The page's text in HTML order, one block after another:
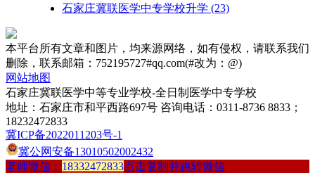
石家庄冀联医学中专学校升学 (23)
本平台所有文章和图片，均来源网络，如有侵权，请联系我们
删除，联系邮箱：752195727#qq.com(#改为：@)
网站地图
石家庄冀联医学中等专业学校-全日制医学中专学校
地址：石家庄市和平西路697号 咨询电话：0311-8736 8833；
18232472833
冀ICP备2022011203号-1
冀公网安备13010502002432
老师微信： 18332472833点击复制并跳转微信